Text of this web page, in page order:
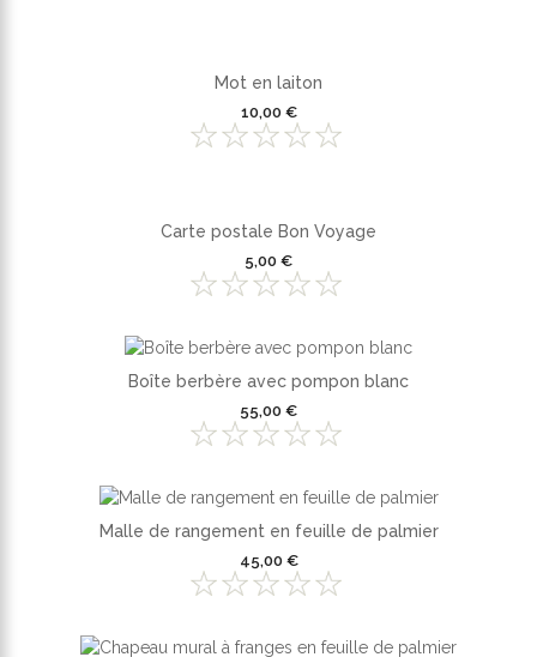
Mot en laiton
10,00 €
Carte postale Bon Voyage
5,00 €
Boîte berbère avec pompon blanc
55,00 €
Malle de rangement en feuille de palmier
45,00 €